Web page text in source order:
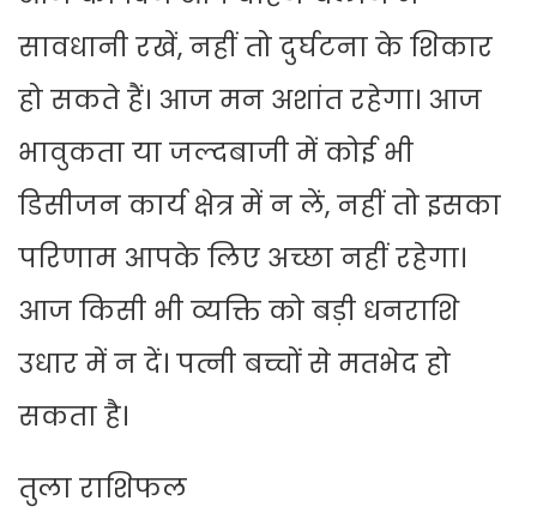
सावधानी रखें, नहीं तो दुर्घटना के शिकार
हो सकते हैं। आज मन अशांत रहेगा। आज
भावुकता या जल्दबाजी में कोई भी
डिसीजन कार्य क्षेत्र में न लें, नहीं तो इसका
परिणाम आपके लिए अच्छा नहीं रहेगा।
आज किसी भी व्यक्ति को बड़ी धनराशि
उधार में न दें। पत्नी बच्चों से मतभेद हो
सकता है।
तुला राशिफल